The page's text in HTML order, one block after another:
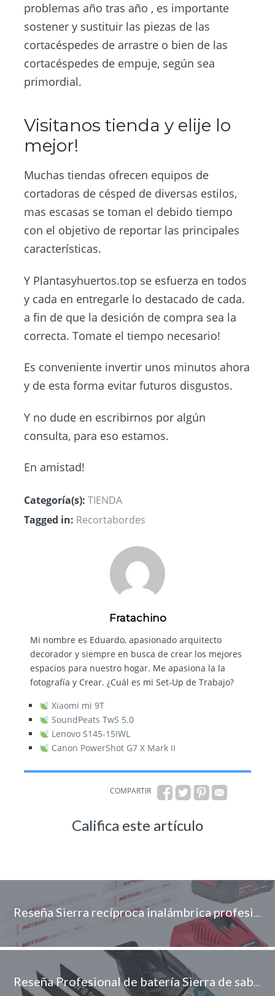
problemas año tras año , es importante
sostener y sustituir las piezas de las
cortacéspedes de arrastre o bien de las
cortacéspedes de empuje, según sea
primordial.
Visitanos tienda y elije lo
mejor!
Muchas tiendas ofrecen equipos de
cortadoras de césped de diversas estilos,
mas escasas se toman el debido tiempo
con el objetivo de reportar las principales
características.
Y Plantasyhuertos.top se esfuerza en todos
y cada en entregarle lo destacado de cada.
a fin de que la desición de compra sea la
correcta. Tomate el tiempo necesario!
Es conveniente invertir unos minutos ahora
y de esta forma evitar futuros disgustos.
Y no dude en escribirnos por algún
consulta, para eso estamos.
En amistad!
Categoría(s): TIENDA
Tagged in: Recortabordes
Fratachino
Mi nombre es Eduardo, apasionado arquitecto
decorador y siempre en busca de crear los mejores
espacios para nuestro hogar. Me apasiona la la
fotografía y Crear. ¿Cuál es mi Set-Up de Trabajo?
Xiaomi mi 9T
SoundPeats TwS 5.0
Lenovo S145-15IWL
Canon PowerShot G7 X Mark II
COMPARTIR
Califica este artículo
Reseña Sierra recíproca inalámbrica profesional Meterk
Reseña Profesional de batería Sierra de sable TECCPO